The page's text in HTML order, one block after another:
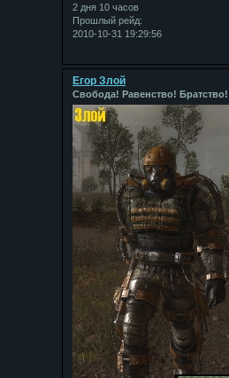
2 дня 10 часов
Прошлый рейд:
2010-10-31 19:29:56
Егор Злой
Свобода! Равенство! Братство!